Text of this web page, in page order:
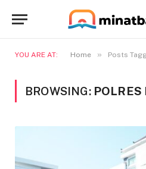
YOU ARE AT: Home » Posts
BROWSING: